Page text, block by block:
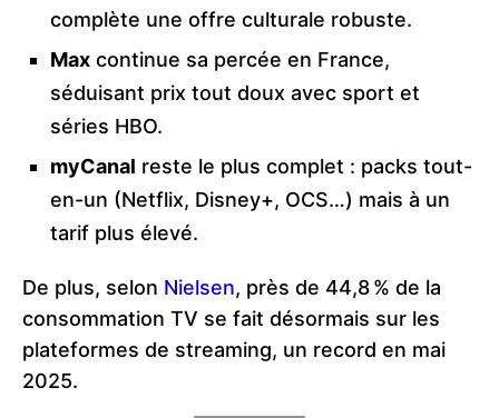
complète une offre culturale robuste.
Max continue sa percée en France,
séduisant prix tout doux avec sport et
séries HBO.
myCanal reste le plus complet : packs tout-
en-un (Netflix, Disney+, OCS…) mais à un
tarif plus élevé.
De plus, selon Nielsen, près de 44,8 % de la
consommation TV se fait désormais sur les
plateformes de streaming, un record en mai
2025.